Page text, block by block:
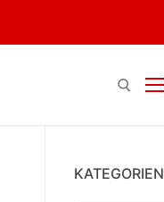
KATEGORIEN